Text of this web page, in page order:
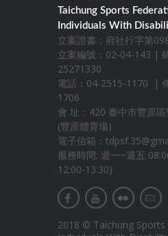
Taichung Sports
Individuals With
立案證書：府社行字第
立案編號：02-04-143 |
25271330
電話：04-2515-1170 |
1706
會 址：420 臺中市豐原
(豐原體育場)
電子信箱：
服務時間: 週一~週五
12:00-13:30)
2018 © Taichung